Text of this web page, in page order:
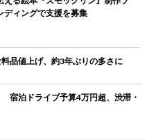
ィングで支援を募集
品値上げ、約3年ぶりの多さに
宿泊ドライブ予算4万円超、渋滞・